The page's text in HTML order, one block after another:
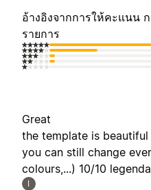
อ้างอิงจากการให้คะแนน
รายการ
Great
the template is
you can still change
colours,...) 10/10
I